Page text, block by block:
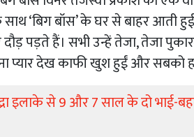
साथ ‘बिग बॉस’ के घर से बाहर
पड़ते हैं। सभी उन्हें तेजा, तेजा
प्यार देख काफी खुश हुईं और सबको
इलाके से 9 और 7 साल के दो भाई-